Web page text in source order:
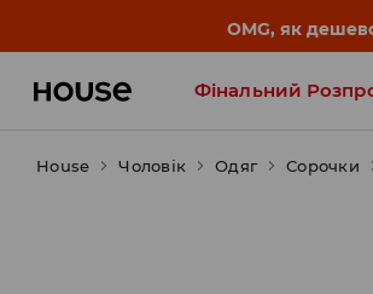
-30% на
Фінальний
Influencers' Faves
House Чоловік Одяг Сорочки